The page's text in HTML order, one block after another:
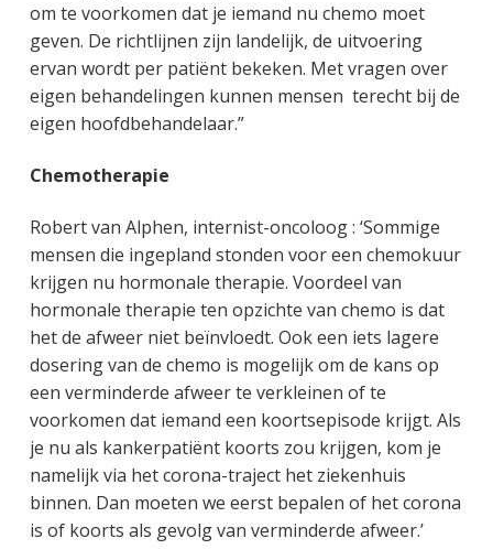
om te voorkomen dat je iemand nu chemo moet
geven. De richtlijnen zijn landelijk, de uitvoering
ervan wordt per patiënt bekeken. Met vragen over
eigen behandelingen kunnen mensen terecht bij de
eigen hoofdbehandelaar.”
Chemotherapie
Robert van Alphen, internist-oncoloog : ‘Sommige
mensen die ingepland stonden voor een chemokuur
krijgen nu hormonale therapie. Voordeel van
hormonale therapie ten opzichte van chemo is dat
het de afweer niet beïnvloedt. Ook een iets lagere
dosering van de chemo is mogelijk om de kans op
een verminderde afweer te verkleinen of te
voorkomen dat iemand een koortsepisode krijgt. Als
je nu als kankerpatiënt koorts zou krijgen, kom je
namelijk via het corona-traject het ziekenhuis
binnen. Dan moeten we eerst bepalen of het corona
is of koorts als gevolg van verminderde afweer.’